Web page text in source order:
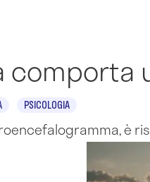
comporta
PSICOLOGIA
è